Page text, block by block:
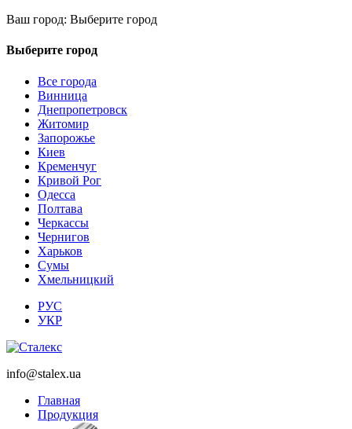
Ваш город: Выберите город
Выберите город
Все города
Винница
Днепропетровск
Житомир
Запорожье
Киев
Кременчуг
Кривой Рог
Одесса
Полтава
Черкассы
Чернигов
Харьков
Сумы
Хмельницкий
РУС
УКР
info@stalex.ua
Главная
Продукция